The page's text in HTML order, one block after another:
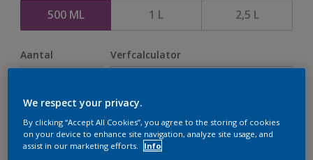
500 ML 1 L 2,5 L
Aantal Verfcalculator
Op dit moment is het niet mogelijk dit product online
te bestellen. Houd de website in de gaten, we werken
We respect your privacy.
By clicking “Accept All Cookies”, you agree to the storing of cookies
on your device to enhance site navigation, analyze site usage, and
assist in our marketing efforts.
Info